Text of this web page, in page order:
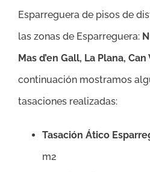
Esparreguera de pisos de
las zonas de Esparreguera:
Mas d’en Gall, La Plana, Can
continuación mostramos
tasaciones realizadas:
Tasación Ático
m2